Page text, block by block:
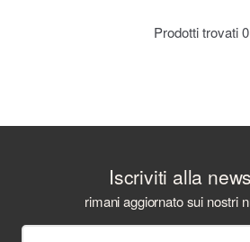
Prodotti trovati0
Iscriviti alla
rimani aggiornato sui nostri